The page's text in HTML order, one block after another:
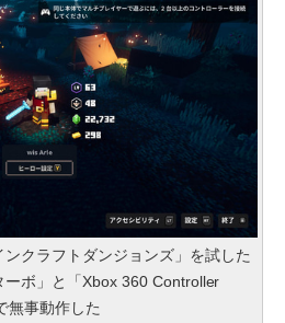
クラフトダンジョンズ」を試した
ーボ」と「Xbox 360 Controller
無事動作した